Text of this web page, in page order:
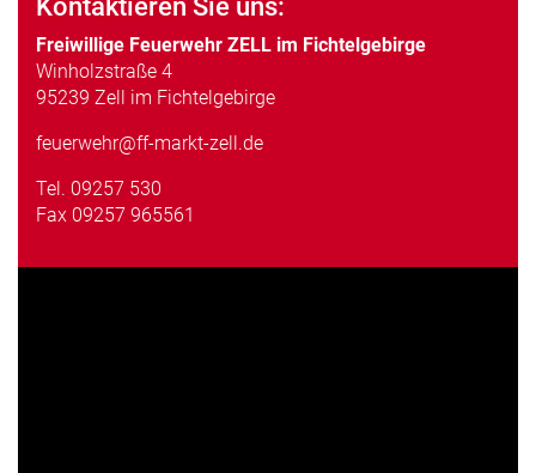
Kontaktieren Sie uns:
Freiwillige Feuerwehr ZELL im Fichtelgebirge
Winholzstraße 4
95239 Zell im Fichtelgebirge
feuerwehr@ff-markt-zell.de
Tel. 09257 530
Fax 09257 965561